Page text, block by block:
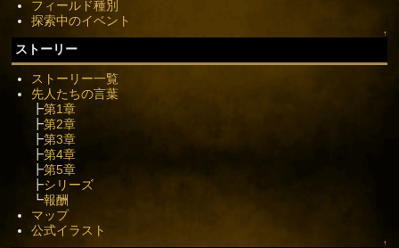
フィールド種別
探索中のイベント
↑
ストーリー
ストーリー一覧
先人たちの言葉
┣第1章
┣第2章
┣第3章
┣第4章
┣第5章
┣シリーズ
┗報酬
マップ
公式イラスト
↑